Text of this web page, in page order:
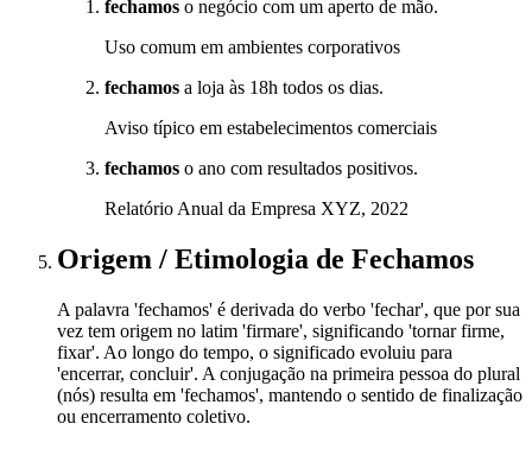
fechamos o negócio com um aperto de mão.
Uso comum em ambientes corporativos
fechamos a loja às 18h todos os dias.
Aviso típico em estabelecimentos comerciais
fechamos o ano com resultados positivos.
Relatório Anual da Empresa XYZ, 2022
Origem / Etimologia de Fechamos
A palavra 'fechamos' é derivada do verbo 'fechar', que por sua
vez tem origem no latim 'firmare', significando 'tornar firme,
fixar'. Ao longo do tempo, o significado evoluiu para
'encerrar, concluir'. A conjugação na primeira pessoa do plural
(nós) resulta em 'fechamos', mantendo o sentido de finalização
ou encerramento coletivo.